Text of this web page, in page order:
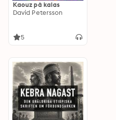
Kaouz på kalas
David Petersson
5